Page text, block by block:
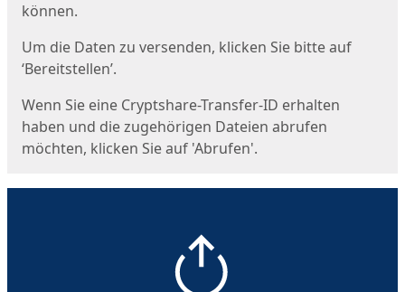
können.
Um die Daten zu versenden, klicken Sie bitte auf
‘Bereitstellen’.
Wenn Sie eine Cryptshare-Transfer-ID erhalten
haben und die zugehörigen Dateien abrufen
möchten, klicken Sie auf 'Abrufen'.